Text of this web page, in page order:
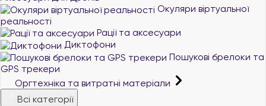
Окуляри віртуальної
реальності
Рації та аксесуари
Диктофони
Пошукові брелоки та
GPS трекери
Оргтехніка та витратні матеріали
Всі категорії